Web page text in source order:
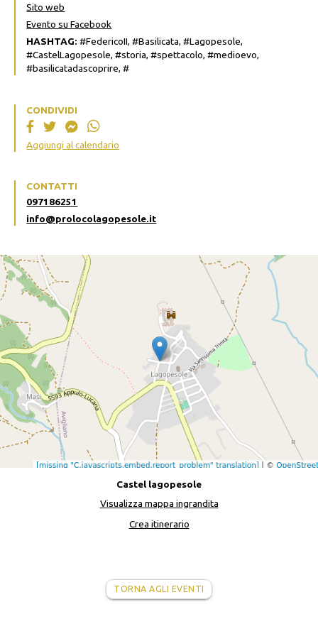
Sito web
Evento su Facebook
HASHTAG: #FedericoII, #Basilicata, #Lagopesole,
#CastelLagopesole, #storia, #spettacolo, #medioevo,
#basilicatadascoprire, #
CONDIVIDI
Aggiungi al calendario
CONTATTI
097186251
info@prolocolagopesole.it
Castel lagopesole
Visualizza mappa ingrandita
Crea itinerario
TORNA AGLI EVENTI